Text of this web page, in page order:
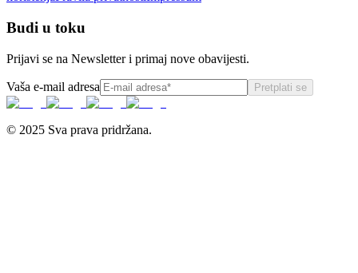
Budi u toku
Prijavi se na Newsletter i primaj nove obavijesti.
Vaša e-mail adresa Pretplati se
© 2025 Sva prava pridržana.